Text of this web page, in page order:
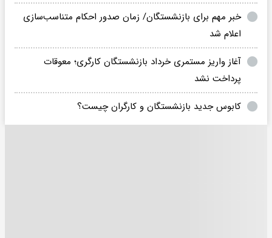
خبر مهم برای بازنشستگان/ زمان صدور احکام متناسب‌سازی
اعلام شد
آغاز واریز مستمری خرداد بازنشستگان کارگری؛ معوقات
پرداخت نشد
کابوس جدید بازنشستگان و کارگران چیست؟